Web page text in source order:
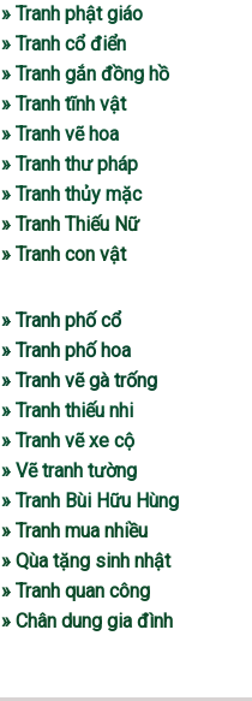
» Tranh phật giáo
» Tranh cổ điển
» Tranh gắn đồng hồ
» Tranh tĩnh vật
» Tranh vẽ hoa
» Tranh thư pháp
» Tranh thủy mặc
» Tranh Thiếu Nữ
» Tranh con vật
» Tranh phố cổ
» Tranh phố hoa
» Tranh vẽ gà trống
» Tranh thiếu nhi
» Tranh vẽ xe cộ
» Vẽ tranh tường
» Tranh Bùi Hữu Hùng
» Tranh mua nhiều
» Qùa tặng sinh nhật
» Tranh quan công
» Chân dung gia đình